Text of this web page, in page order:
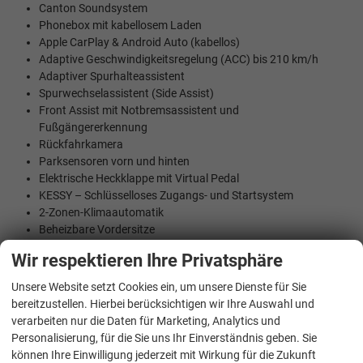
Canton Soundsystem
Phonebox mit kabellosem Laden
Apple CarPlay & Android Auto (kabellos)
Adaptive Geschwindigkeitsregelung (ACC) bis 210 km/h
Adaptiver Spurhalteassistent
Spurwechselassistent (Side Assist)
Front Assist mit Notbremsassistent und
Fußgängererkennung
Rückfahrkamera
Parksensoren vorn und hinten
Elektrische Heckklappe mit Virtual Pedal
KESSY – Schlüsselloses Zugangs- und Startsystem
2-Zonen-Klimaautomatik
Beheizbare Vordersitze
Klappbare Anhängerkupplung mit Adapter
USB-C-Anschluss im Innenspiegelhalter
Hersteller Garantie 5 Jahre / 100.000 km immer was zuerst
Eintritt
Wir respektieren Ihre Privatsphäre
Unsere Website setzt Cookies ein, um unsere Dienste für Sie
bereitzustellen. Hierbei berücksichtigen wir Ihre Auswahl und
verarbeiten nur die Daten für Marketing, Analytics und
Personalisierung, für die Sie uns Ihr Einverständnis geben. Sie
können Ihre Einwilligung jederzeit mit Wirkung für die Zukunft